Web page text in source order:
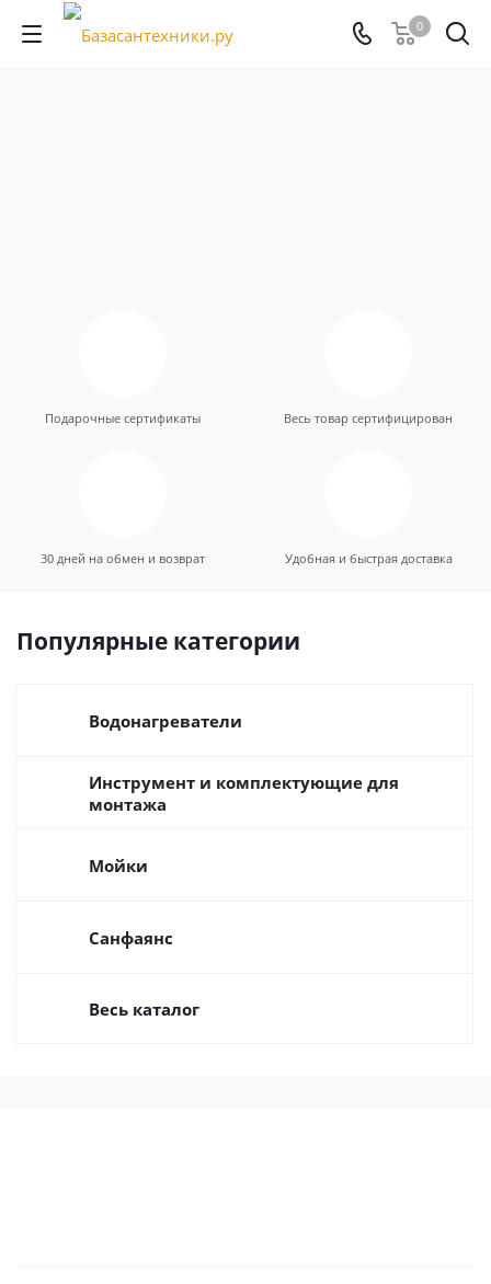
0
Подарочные сертификаты Весь товар сертифицирован
30 дней на обмен и возврат Удобная и быстрая доставка
Популярные категории
Водонагреватели
Инструмент и комплектующие для
монтажа
Мойки
Санфаянс
Весь каталог